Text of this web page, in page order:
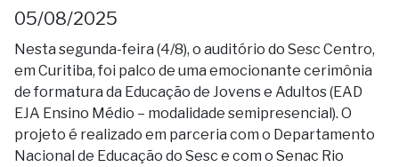
05/08/2025
Nesta segunda-feira (4/8), o auditório do Sesc Centro,
em Curitiba, foi palco de uma emocionante cerimônia
de formatura da Educação de Jovens e Adultos (EAD
EJA Ensino Médio – modalidade semipresencial). O
projeto é realizado em parceria com o Departamento
Nacional de Educação do Sesc e com o Senac Rio